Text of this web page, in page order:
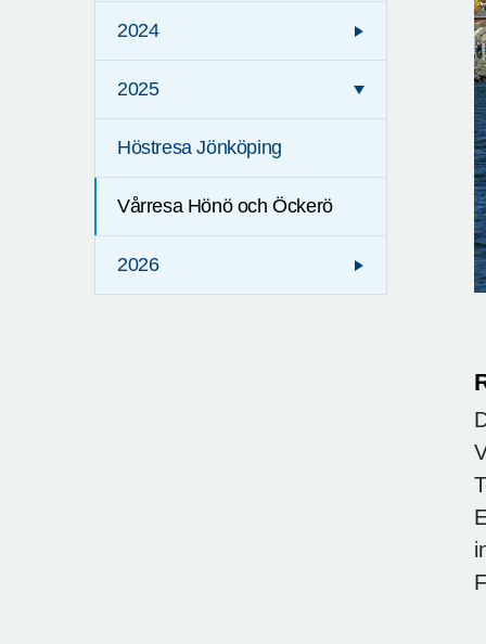
2024
2025
Höstresa Jönköping
Vårresa Hönö och Öckerö
2026